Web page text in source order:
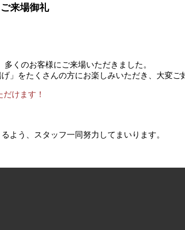
来場御礼
くのお客様にご来場いただきました。
をたくさんの方にお楽しみいただき、大変ご
けます！
よう、スタッフ一同努力してまいります。